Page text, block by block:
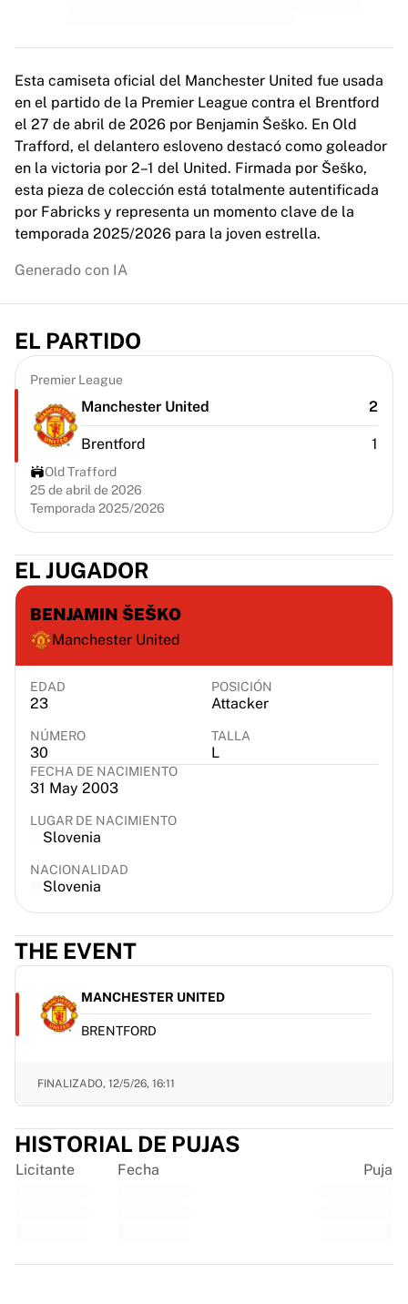
Fútbol femenino de EE. UU.
NWSL
OL Lyonnes
Paris Saint-Germain Feminines
Arsenal WFC
Explorar por país
Baloncesto
Destacados
Charlotte Hornets
Chicago Bulls
Portland Trail Blazers
Virtus Bologna
Ver todo el baloncesto
Mejores equipos de la NBA
Charlotte Hornets
Chicago Bulls
Portland Trail Blazers
LA Clippers
Ver toda la NBA
Mejores equipos europeos
Beşiktaş Gain
Eslovenia
Virtus Bologna
Guerri Napoli
Otros deportes
Team Visma | Lease a bike
Soudal Quick Step
EF Education
Team Jayco AlUla
Ver todo el ciclismo
France Rugby
Bath Rugby
ASM Clermont Auvergne
Ver todo el rugby
Críquet
Delhi Capitals
West Indies
Hockey sobre hielo
Tre Kronor
NHL Alumni
Cómo funciona
Esta camiseta oficial del Manchester United fue usada
en el partido de la Premier League contra el Brentford
el 27 de abril de 2026 por Benjamin Šeško. En Old
Trafford, el delantero esloveno destacó como goleador
en la victoria por 2–1 del United. Firmada por Šeško,
esta pieza de colección está totalmente autentificada
por Fabricks y representa un momento clave de la
temporada 2025/2026 para la joven estrella.
Generado con IA
EL PARTIDO
Premier League
Manchester United 2
Brentford 1
Old Trafford
25 de abril de 2026
Temporada 2025/2026
EL JUGADOR
BENJAMIN ŠEŠKO
Manchester United
EDAD
23
POSICIÓN
Attacker
NÚMERO
30
TALLA
L
FECHA DE NACIMIENTO
31 May 2003
LUGAR DE NACIMIENTO
Slovenia
NACIONALIDAD
Slovenia
THE EVENT
MANCHESTER UNITED
BRENTFORD
FINALIZADO, 12/5/26, 16:11
HISTORIAL DE PUJAS
Licitante Fecha Puja